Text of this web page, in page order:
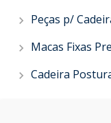
Peças p/
Macas Fixas
Cadeira